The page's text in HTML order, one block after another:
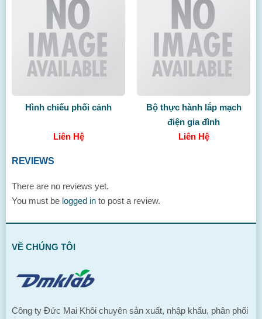
Hình chiếu phối cảnh
Liên Hệ
Bộ thực hành lắp mạch
điện gia đình
Liên Hệ
REVIEWS
There are no reviews yet.
You must be logged in to post a review.
VỀ CHÚNG TÔI
Công ty Đức Mai Khôi chuyên sản xuất, nhập khẩu, phân phối